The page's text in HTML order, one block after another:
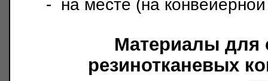
- на месте (на
Материалы для
резинотканевых